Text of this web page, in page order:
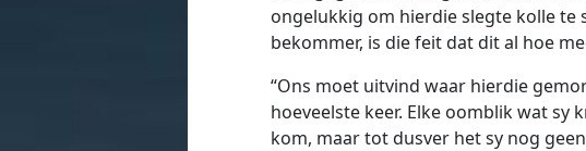
ongelukkig om hierdie slegte kolle te
bekommer, is die feit dat dit al hoe
“Ons moet uitvind waar hierdie
hoeveelste keer. Elke oomblik wat
kom, maar tot dusver het sy nog